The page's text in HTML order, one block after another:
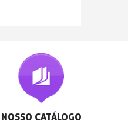
NOSSO CATÁLOGO